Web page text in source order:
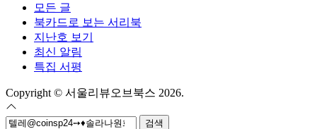
모든 글
북카드로 보는 서리북
지난호 보기
최신 알림
특집 서평
Copyright © 서울리뷰오브북스 2026.
검